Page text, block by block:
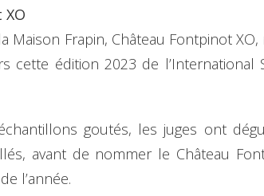
Maison Frapin, Château Fontpinot XO,
cette édition 2023 de l’International
goutés, les juges ont
avant de nommer le Château
l’année.